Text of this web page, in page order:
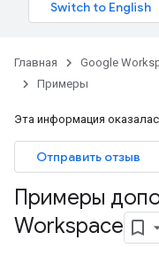
Главная Google
Примеры
Эта информация
Отправить отзыв
Примеры
Workspace